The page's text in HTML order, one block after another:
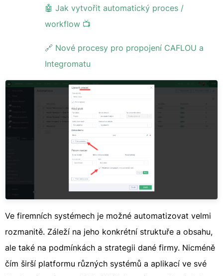
🤖 Jak vytvořit automatický proces /
workflow 📺
🔗 Nové procesy pro propojení CAFLOU a
Integromatu
Ve firemních systémech je možné automatizovat velmi
rozmanitě. Záleží na jeho konkrétní struktuře a obsahu,
ale také na podmínkách a strategii dané firmy. Nicméně
čím širší platformu různých systémů a aplikací ve své